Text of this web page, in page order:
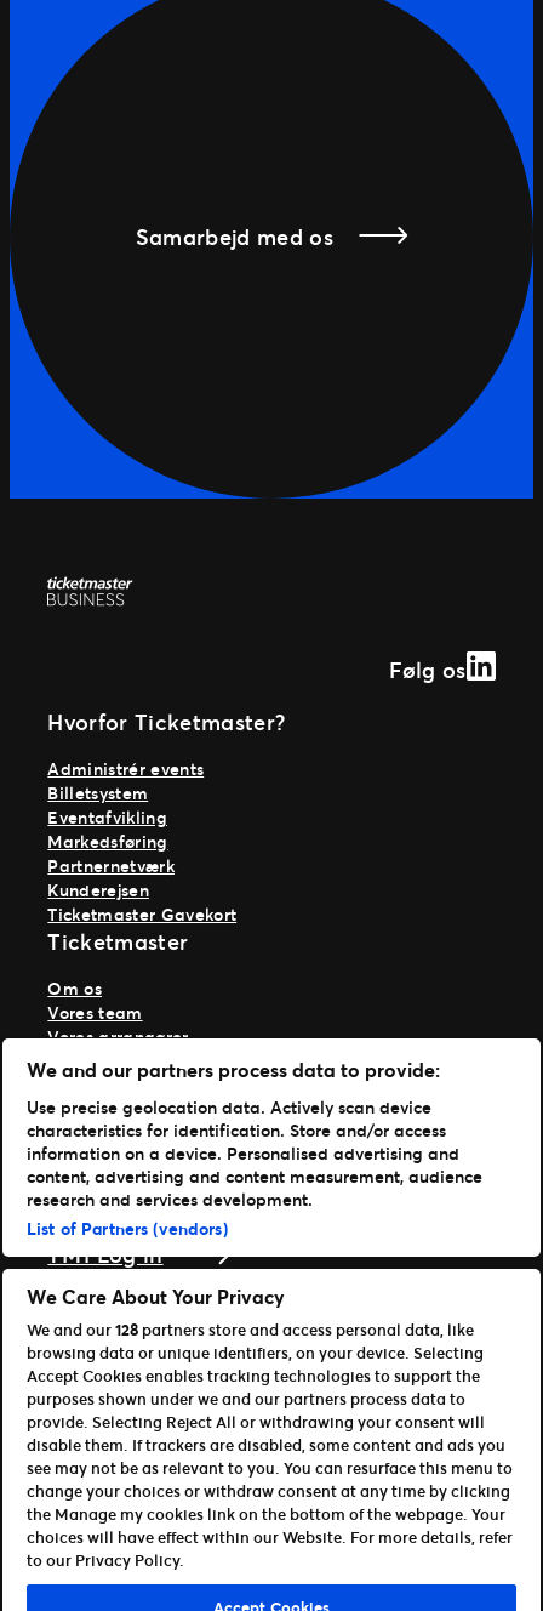
Samarbejd med os
Følg os
Hvorfor Ticketmaster?
Administrér events
Billetsystem
Eventafvikling
Markedsføring
Partnernetværk
Kunderejsen
Ticketmaster Gavekort
Ticketmaster
Om os
Vores team
Vores arrangører
Vores historie
Karriere hos Live Nation
Læs mere
Nyheder
Presse & medier
Support
TM1 Log in
Download vores apps
Ticketmaster
TM1 Reports (iOS)
TM1 Reports (Android)
For partnere
Bliv affiliate / partner
Til udviklere (API og SDK)
Retningslinjer for brugPersondatapolitik
Cookie-politikAdministrer cookies
We and our partners process data to provide:
Use precise geolocation data. Actively scan device
characteristics for identification. Store and/or access
information on a device. Personalised advertising and
content, advertising and content measurement, audience
research and services development.
List of Partners (vendors)
We Care About Your Privacy
We and our128 partners store and access personal data, like
browsing data or unique identifiers, on your device. Selecting
Accept Cookies enables tracking technologies to support the
purposes shown under we and our partners process data to
provide. Selecting Reject All or withdrawing your consent will
disable them. If trackers are disabled, some content and ads you
see may not be as relevant to you. You can resurface this menu to
change your choices or withdraw consent at any time by clicking
the Manage my cookies link on the bottom of the webpage. Your
choices will have effect within our Website. For more details, refer
to our Privacy Policy.